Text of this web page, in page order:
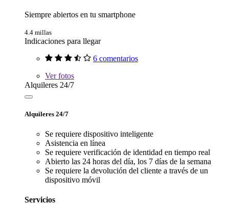
Siempre abiertos en tu smartphone
4.4 millas
Indicaciones para llegar
6 comentarios
Verfotos
Alquileres 24/7
Alquileres 24/7
Se requiere dispositivo inteligente
Asistencia en línea
Se requiere verificación de identidad en tiempo real
Abierto las 24 horas del día, los 7 días de la semana
Se requiere la devolución del cliente a través de un
dispositivo móvil
Servicios